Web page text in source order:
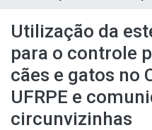
Utilização da
para o controle
cães e gatos no
UFRPE e
circunvizinhas